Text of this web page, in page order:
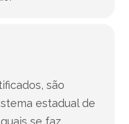
são
estadual de